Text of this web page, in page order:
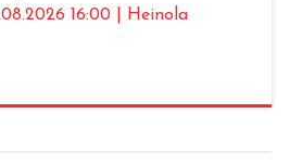
16:00 | Heinola